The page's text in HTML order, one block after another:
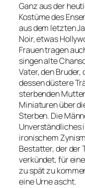
Ganz aus der
Kostüme des
aus dem letzten
Noir, etwas
Frauen tragen
singen alte
Vater, den
dessen düstere
sterbenden
Miniaturen über
Sterben. Die
Unverständliches
ironischem
Bestatter, der der
verkündet, für
zu spät zu
eine Urne ascht.